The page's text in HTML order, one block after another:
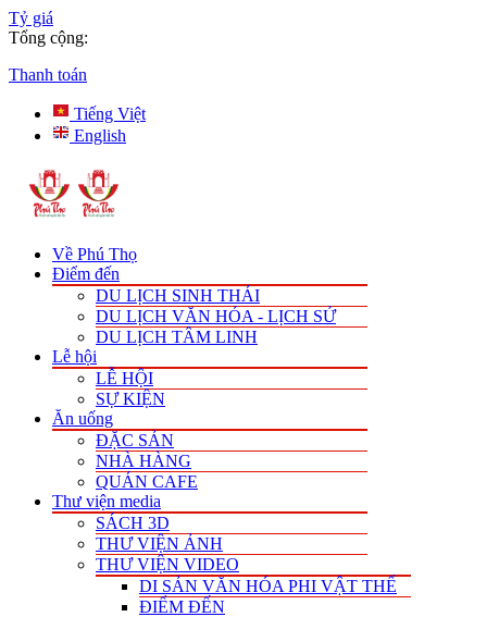
Tỷ giá
Tổng cộng:
Thanh toán
Tiếng Việt
English
Về Phú Thọ
Điểm đến
DU LỊCH SINH THÁI
DU LỊCH VĂN HÓA - LỊCH SỬ
DU LỊCH TÂM LINH
Lễ hội
LỄ HỘI
SỰ KIỆN
Ăn uống
ĐẶC SẢN
NHÀ HÀNG
QUÁN CAFE
Thư viện media
SÁCH 3D
THƯ VIỆN ẢNH
THƯ VIỆN VIDEO
DI SẢN VĂN HÓA PHI VẬT THỂ
ĐIỂM ĐẾN